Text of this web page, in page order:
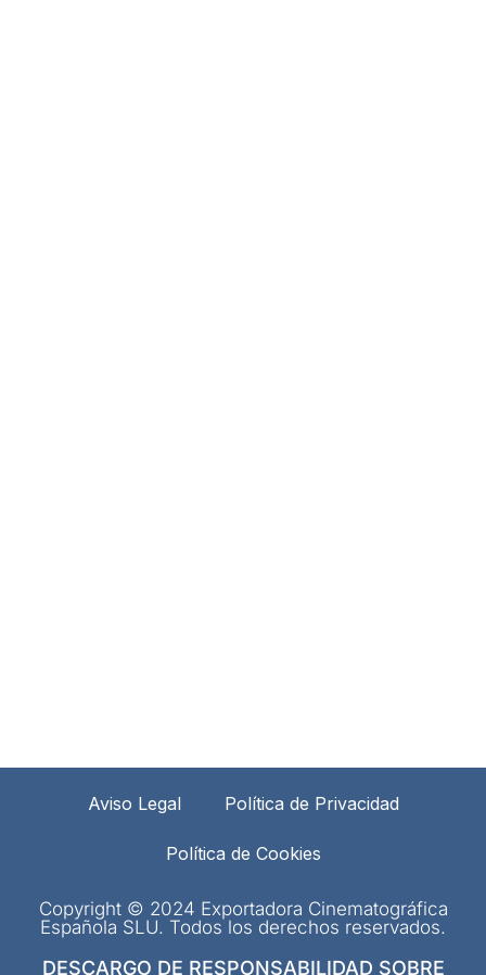
Aviso Legal Política de Privacidad
Política de Cookies
Copyright © 2024 Exportadora Cinematográfica
Española SLU. Todos los derechos reservados.
DESCARGO DE RESPONSABILIDAD SOBRE